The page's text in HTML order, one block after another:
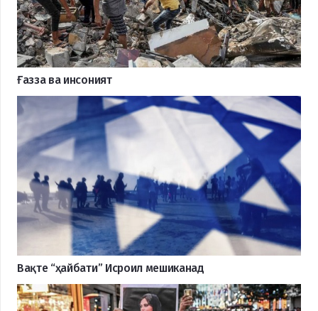
Ғазза ва инсоният
Вақте “ҳайбати” Исроил мешиканад